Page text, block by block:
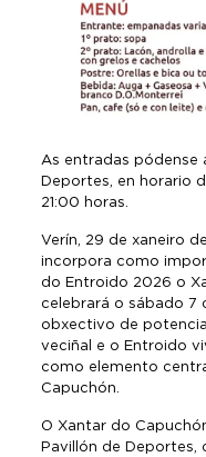
As entradas pódense
Deportes, en horario
21:00 horas.
Verín, 29 de xaneiro
incorpora como
do Entroido 2026 o
celebrará o sábado 7
obxectivo de
veciñal e o Entroido
como elemento
Capuchón.
O Xantar do
Pavillón de Deportes,